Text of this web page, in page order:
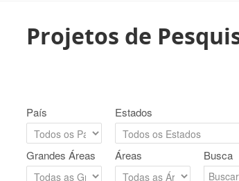
Projetos de
País Estados
Grandes Áreas Áreas Busca